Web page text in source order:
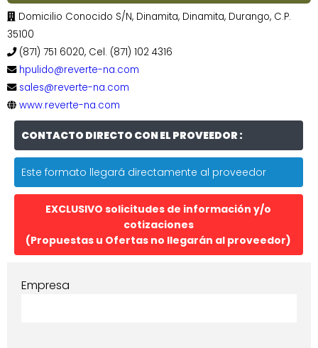
Domicilio Conocido S/N, Dinamita, Dinamita, Durango, C.P.
35100
(871) 751 6020, Cel. (871) 102 4316
hpulido@reverte-na.com
sales@reverte-na.com
www.reverte-na.com
CONTACTO DIRECTO CON EL PROVEEDOR :
Este formato llegará directamente al proveedor
EXCLUSIVO solicitudes de información y/o
cotizaciones
(Propuestas u Ofertas no llegarán al proveedor)
Empresa